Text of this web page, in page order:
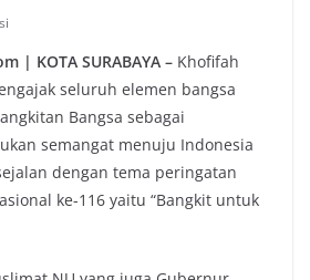
| KOTA SURABAYA – Khofifah
seluruh elemen bangsa
Bangsa sebagai
semangat menuju Indonesia
dengan tema peringatan
ke-116 yaitu “Bangkit untuk